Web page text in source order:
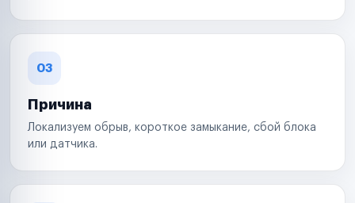
03
Причина
Локализуем обрыв, короткое замыкание, сбой блока
или датчика.